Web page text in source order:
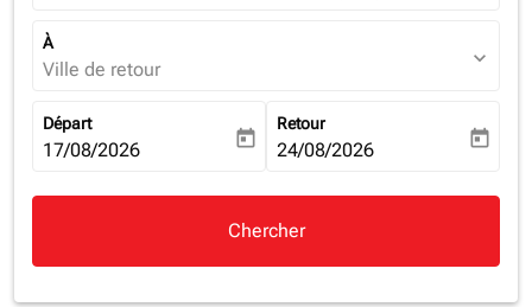
À
Ville de retour expand_more
Départ
fc-booking-departure-date-aria-label
17/08/2026 today
Retour
fc-booking-return-date-aria-
24/08/2026 today
Chercher